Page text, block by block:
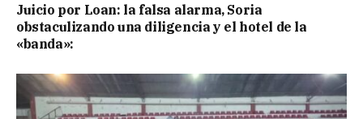
Juicio por Loan: la falsa alarma, Soria
obstaculizando una diligencia y el hotel de la
«banda»: